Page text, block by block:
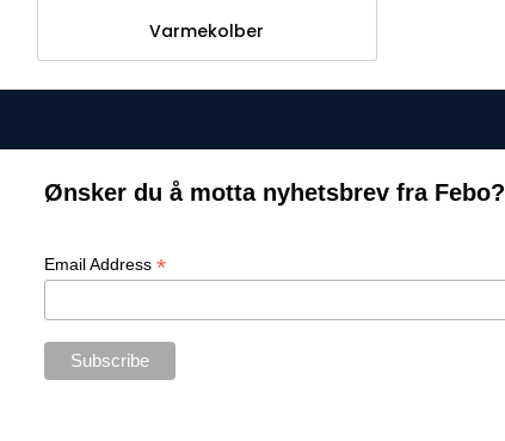
Varmekolber
Ønsker du å motta nyhetsbrev fra Febo?
Email Address *